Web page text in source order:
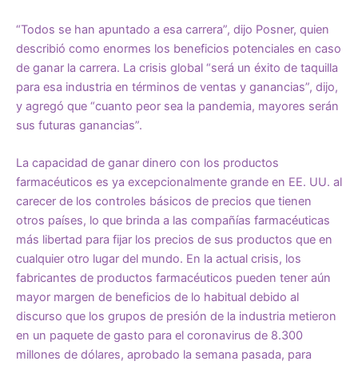
“Todos se han apuntado a esa carrera”, dijo Posner, quien
describió como enormes los beneficios potenciales en caso
de ganar la carrera. La crisis global “será un éxito de taquilla
para esa industria en términos de ventas y ganancias”, dijo,
y agregó que “cuanto peor sea la pandemia, mayores serán
sus futuras ganancias”.
La capacidad de ganar dinero con los productos
farmacéuticos es ya excepcionalmente grande en EE. UU. al
carecer de los controles básicos de precios que tienen
otros países, lo que brinda a las compañías farmacéuticas
más libertad para fijar los precios de sus productos que en
cualquier otro lugar del mundo. En la actual crisis, los
fabricantes de productos farmacéuticos pueden tener aún
mayor margen de beneficios de lo habitual debido al
discurso que los grupos de presión de la industria metieron
en un paquete de gasto para el coronavirus de 8.300
millones de dólares, aprobado la semana pasada, para